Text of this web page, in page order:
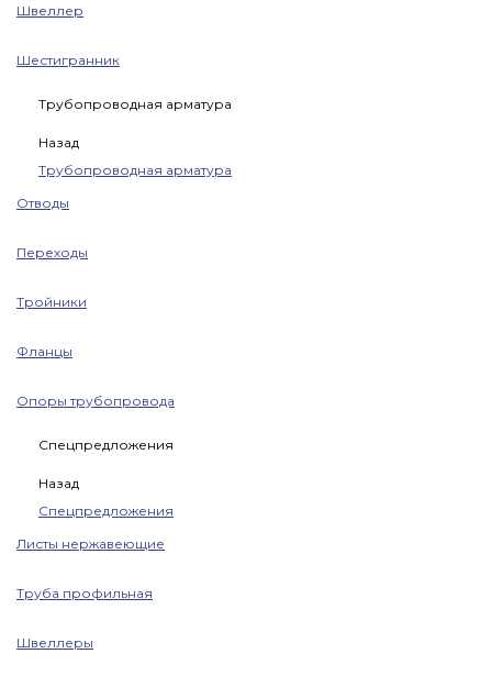
Швеллер
Шестигранник
Трубопроводная арматура
Назад
Трубопроводная арматура
Отводы
Переходы
Тройники
Фланцы
Опоры трубопровода
Спецпредложения
Назад
Спецпредложения
Листы нержавеющие
Труба профильная
Швеллеры